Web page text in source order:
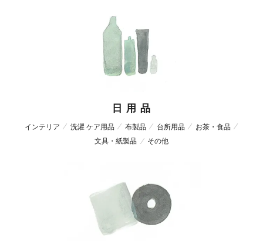
日 用 品
インテリア 洗濯 ケア用品 布製品 台所用品
お茶・食品
文具・紙製品
その他